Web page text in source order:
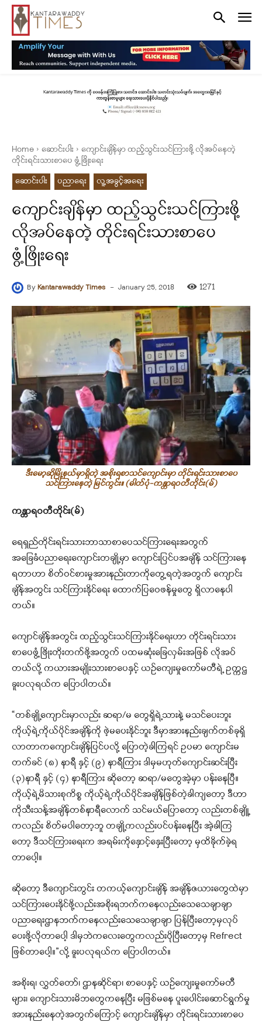
Home ဆောင်းပါး
ကျောင်းချိန်မှာ ထည့်သွင်းသင်ကြားဖို့ လိုအပ်နေတဲ့
တိုင်းရင်းသားစာပေ ဖွံ့ဖြိုးရေး
ဆောင်းပါး
ပညာရေး လူ့အခွင့်အရေး
ကျောင်းချိန်မှာ ထည့်သွင်းသင်ကြားဖို့
လိုအပ်နေတဲ့ တိုင်းရင်းသားစာပေ
ဖွံ့ဖြိုးရေး
ByKantarawaddy Times - January 25, 2018 1271
ဒီးမော့ဆိုမြို့နယ်မှာရှိတဲ့ အစိုးရစာသင်ကျောင်းမှာ တိုင်းရင်းသားစာပေ
သင်ကြားနေတဲ့ မြင်ကွင်း။ (ဓါတ်ပုံ-ကန္တာရဝတီတိုင်း(မ်)
ကန္တာရဝတီတိုင်း(မ်)
ရေရှည်တိုင်းရင်းသားဘာသာစာပေသင်ကြားရေးအတွက်
အခြေခံပညာရေးကျောင်းတချို့မှာ ကျောင်းပြင်ပအချိန် သင်ကြားနေ
ရတာဟာ စိတ်ဝင်စားမှုအားနည်းတာကိုတွေ့ရတဲ့အတွက် ကျောင်း
ချိန်အတွင်း သင်ကြားနိုင်ရေး ထောက်ပြဝေဖန်မှုတွေ ရှိလာနေပါ
တယ်။
ကျောင်ချိန်အတွင်း ထည့်သွင်းသင်ကြားနိုင်ရေးဟာ တိုင်းရင်းသား
စာပေဖွံ့ဖြိုးတိုးတက်ဖို့အတွက် ပထမဆုံးခြေလှမ်းအဖြစ် လိုအပ်
တယ်လို့ ကယားအမျိုးသားစာပေနှင့် ယဉ်ကျေးမှုကော်မတီရဲ့ ဥက္ကဌ
ခူးပလုရယ်က ပြောပါတယ်။
“တစ်ချို့ကျောင်းမှာလည်း ဆရာ/မ တွေရှိရဲ့သားနဲ့ မသင်ပေးဘူး
ကိုယ့်ရဲ့ကိုယ်ပိုင်အချိန်ကို ဖဲ့မပေးနိုင်ဘူး ဒီမှာအားနည်းချက်တစ်ခုရှိ
လာတာကကျောင်းချိန်ပြင်ပလို့ ပြောတဲ့ခါကြရင် ဥပမာ ကျောင်းမ
တက်ခင် (၈) နာရီ နှင့် (၉) နာရီကြား ဒါမှမဟုတ်ကျောင်းဆင်းပြီး
(၃)နာရီ နှင့် (၄) နာရီကြား ဆိုတော့ ဆရာ/မတွေအဲ့မှာ ပန်းနေပြီ။
ကိုယ့်ရဲ့မိသားစုကိစ္စ ကိုယ့်ရဲ့ကိုယ်ပိုင်အချိန်ဖြစ်တဲ့ခါကျတော့ ဒီဟာ
ကိုသီးသန့်အချိန်တစ်နာရီလောက် သင်မယ်ပြောတော့ လည်းတစ်ချိူ့
ကလည်း စိတ်မပါတော့ဘူ တချို့ကလည်းပင်ပန်းနေပြီး အဲ့ခါကြ
တော့ ဒီသင်ကြားရေးက အရမ်းကိုနှောင့်နှေးပြီးတော့ မှထိခိုက်ခဲ့ရ
တာပေါ့။
ဆိုတော့ ဒီကျောင်းတွင်း တကယ့်ကျောင်းချိန် အချိန်ဇယားတွေထဲမှာ
သင်ကြားပေးနိုင်ဖို့လည်းအစိုးရဘက်ကနေလည်းသေသေချာချာ
ပညာရေးဌာနဘက်ကနေလည်းသေသေချာချာ ပြန်ပြီးတော့မှလုပ်
ပေးဖို့လိုတာပေါ့ ဒါမှဘဲကလေးတွေကလည်းပိုပြီးတော့မှ Refrect
ဖြစ်တာပေါ့။”လို့ ခူးပလုရယ်က ပြောပါတယ်။
အစိုးရ၊ လွှတ်တော်၊ ဌာနဆိုင်ရာ၊ စာပေနှင့် ယဉ်ကျေးမှုကော်မတီ
များ၊ ကျောင်းသားမိဘတွေကနေပြီး မဖြစ်မနေ ပူးပေါင်းဆောင်ရွက်မှု
အားနည်းနေတဲ့အတွက်ကြောင့် ကျောင်းချိန်မှာ တိုင်းရင်းသားစာပေ